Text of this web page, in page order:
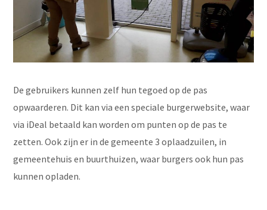
De gebruikers kunnen zelf hun tegoed op de pas
opwaarderen. Dit kan via een speciale burgerwebsite, waar
via iDeal betaald kan worden om punten op de pas te
zetten. Ook zijn er in de gemeente 3 oplaadzuilen, in
gemeentehuis en buurthuizen, waar burgers ook hun pas
kunnen opladen.